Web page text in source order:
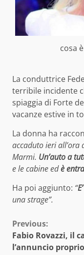
cosa
La conduttrice
terribile incidente
spiaggia di Forte
vacanze estive in
La donna ha
accaduto ieri
Marmi. Un’auto a
e le cabine edè
Ha poi aggiunto: “
una strage”.
Continue
Reading
Previous:
Fabio Rovazzi, il
l’annuncio